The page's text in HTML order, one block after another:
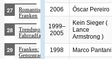
Romantisches
Franken
Trendsport
Fahrradfahren
Franken:
Genussradeln
2006 Óscar Pereiro
1999–
2005
Kein Sieger (
Lance
Armstrong )
1998
Marco Pantani